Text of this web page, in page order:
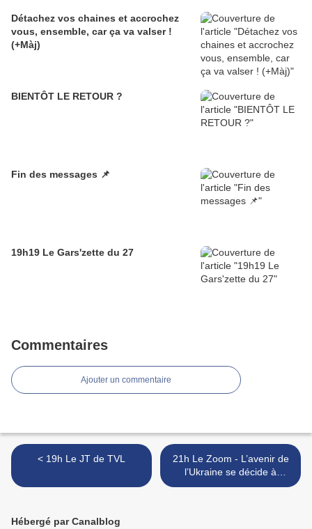
Détachez vos chaines et accrochez
vous, ensemble, car ça va valser !
(+Màj)
BIENTÔT LE RETOUR ?
Fin des messages 📌
19h19 Le Gars'zette du 27
Commentaires
Ajouter un commentaire
< 19h Le JT de TVL
21h Le Zoom - L’avenir de
l’Ukraine se décide à
Washington + Complément:
Hébergé par Canalblog